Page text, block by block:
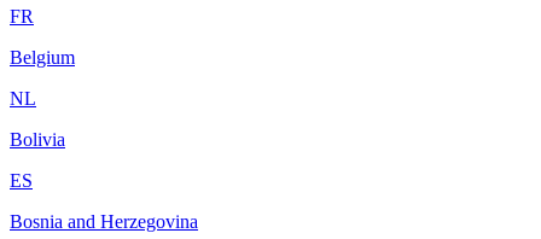
FR
Belgium
NL
Bolivia
ES
Bosnia and Herzegovina